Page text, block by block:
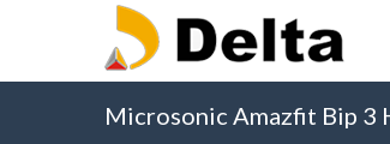
Microsonic Amazfit Bip 3